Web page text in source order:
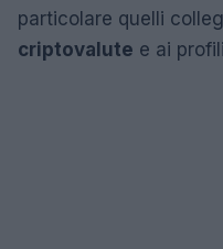
particolare quelli
criptovalute e ai